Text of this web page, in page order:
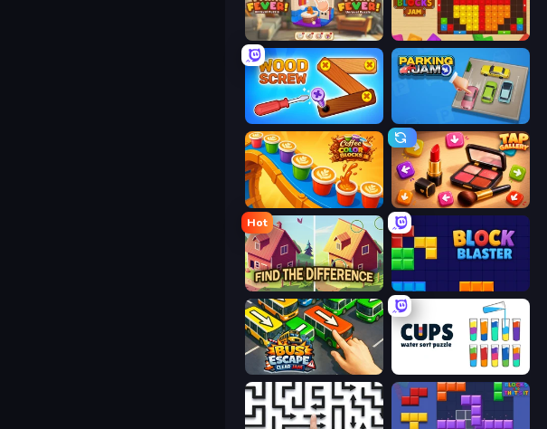
Yarn Fever! Unravel Puzzle Wood Blocks Jam
Wood Screw: Bolts Puzzle
Coffee Color Blocks Tap Gallery
Hot
Find The Difference Block Blaster
Bus Escape: Clear Jam Cups - Water Sort Puzzle